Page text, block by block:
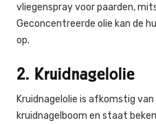
vliegenspray voor paarden,
Geconcentreerde olie kan de
op.
2. Kruidnagelolie
Kruidnagelolie is afkomstig
kruidnagelboom en staat